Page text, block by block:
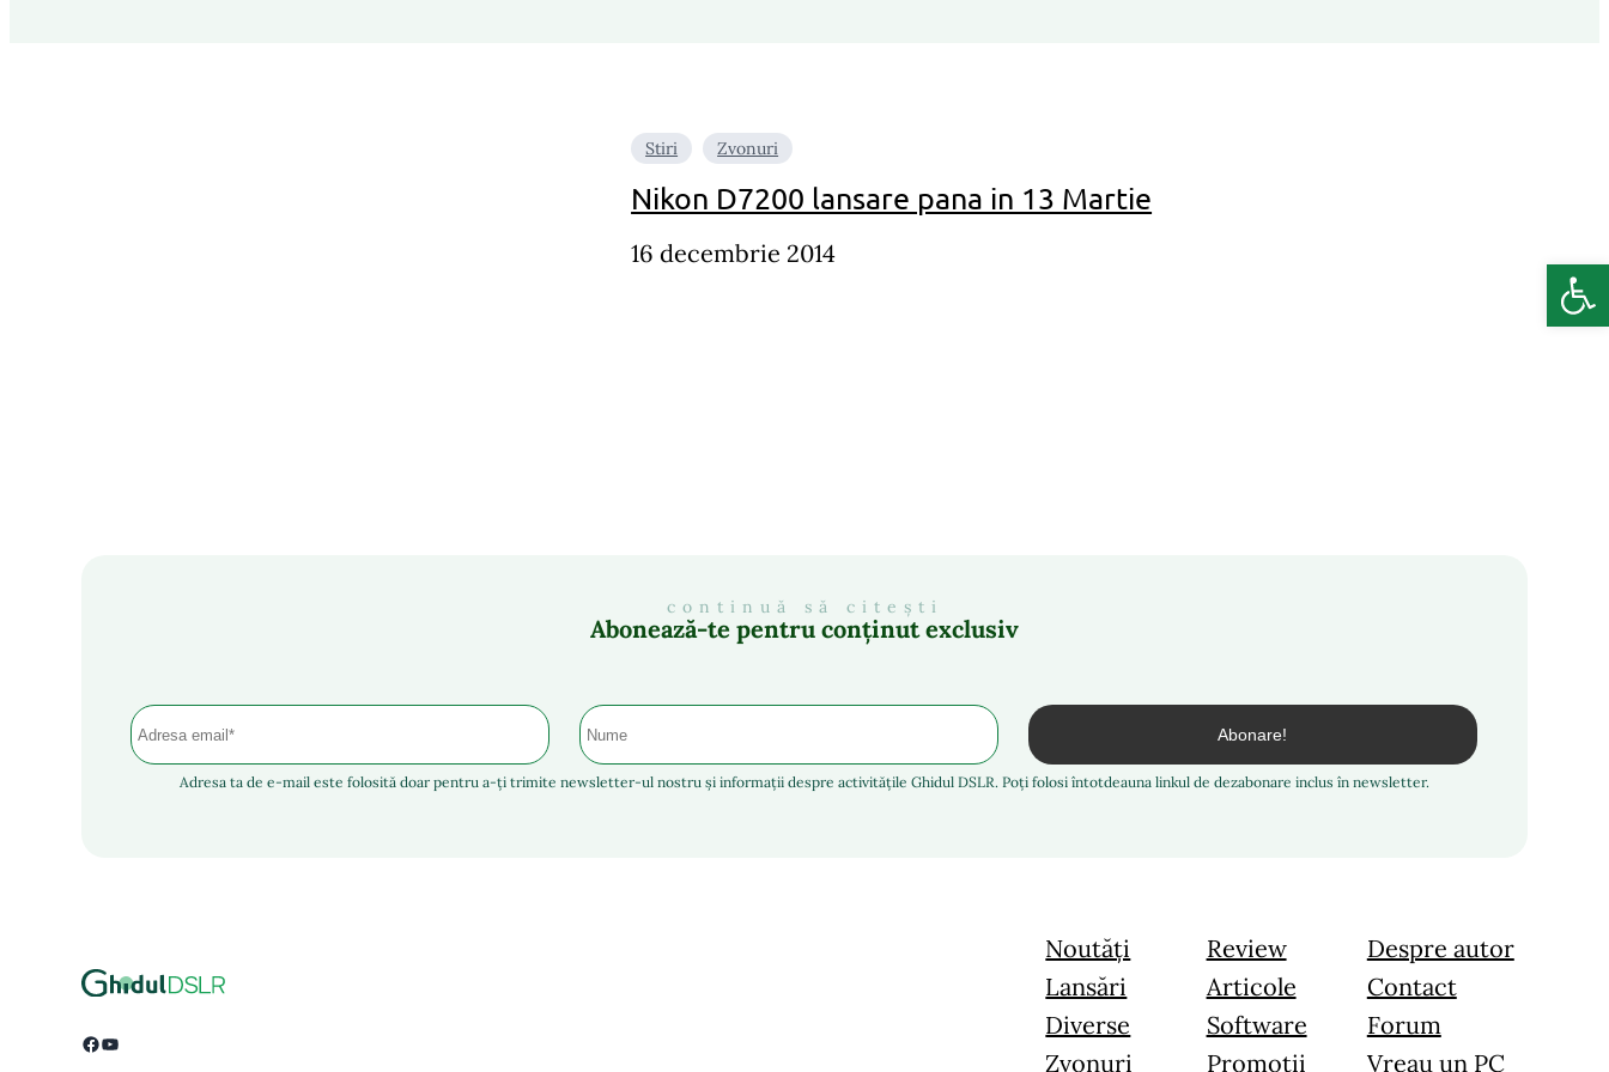
Stiri Zvonuri
Nikon D7200 lansare pana in 13 Martie
16 decembrie 2014
continuă să citești
Abonează-te pentru conținut exclusiv
Adresa ta de e-mail este folosită doar pentru a-ți trimite newsletter-ul nostru și informații despre activitățile Ghidul DSLR. Poți folosi întotdeauna linkul de dezabonare inclus în newsletter.
Facebook YouTube
Noutăți
Lansări
Diverse
Zvonuri
Review
Articole
Software
Promoții
Despre autor
Contact
Forum
Vreau un PC